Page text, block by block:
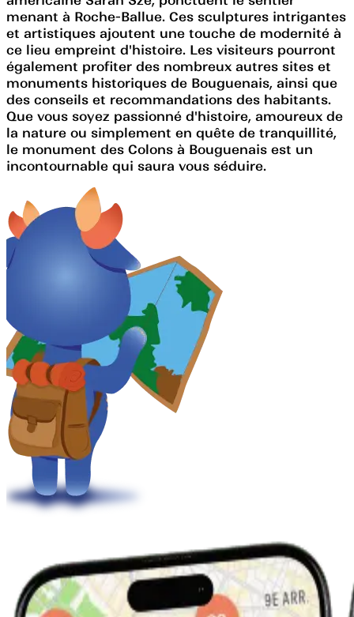
menant à Roche-Ballue. Ces sculptures intrigantes
et artistiques ajoutent une touche de modernité à
ce lieu empreint d'histoire. Les visiteurs pourront
également profiter des nombreux autres sites et
monuments historiques de Bouguenais, ainsi que
des conseils et recommandations des habitants.
Que vous soyez passionné d'histoire, amoureux de
la nature ou simplement en quête de tranquillité,
le monument des Colons à Bouguenais est un
incontournable qui saura vous séduire.